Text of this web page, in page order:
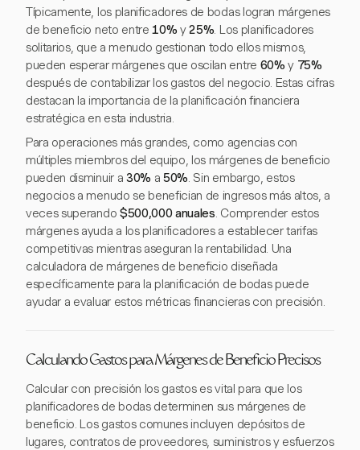
Típicamente, los planificadores de bodas logran márgenes
de beneficio neto entre10% y25%. Los planificadores
solitarios, que a menudo gestionan todo ellos mismos,
pueden esperar márgenes que oscilan entre 60% y 75%
después de contabilizar los gastos del negocio. Estas cifras
destacan la importancia de la planificación financiera
estratégica en esta industria.
Para operaciones más grandes, como agencias con
múltiples miembros del equipo, los márgenes de beneficio
pueden disminuir a 30% a50%. Sin embargo, estos
negocios a menudo se benefician de ingresos más altos, a
veces superando $500,000 anuales. Comprender estos
márgenes ayuda a los planificadores a establecer tarifas
competitivas mientras aseguran la rentabilidad. Una
calculadora de márgenes de beneficio diseñada
específicamente para la planificación de bodas puede
ayudar a evaluar estos métricas financieras con precisión.
Calculando Gastos para Márgenes de Beneficio Precisos
Calcular con precisión los gastos es vital para que los
planificadores de bodas determinen sus márgenes de
beneficio. Los gastos comunes incluyen depósitos de
lugares, contratos de proveedores, suministros y esfuerzos